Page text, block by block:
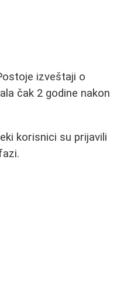
izveštaji o
čak 2 godine nakon
korisnici su prijavili